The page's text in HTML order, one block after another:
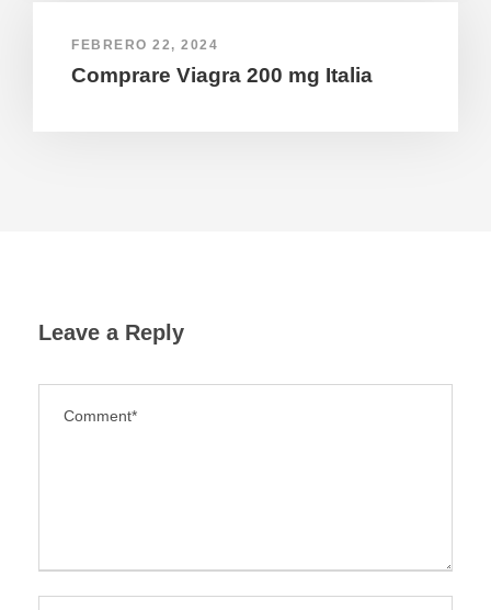
FEBRERO 22, 2024
Comprare Viagra 200 mg Italia
Leave a Reply